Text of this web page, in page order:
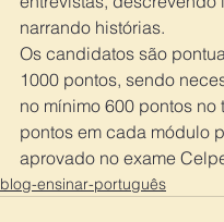
narrando histórias.
Os candidatos são
1000 pontos, sendo
no mínimo 600 pontos no
pontos em cada módulo
aprovado no exame
blog-ensinar-português